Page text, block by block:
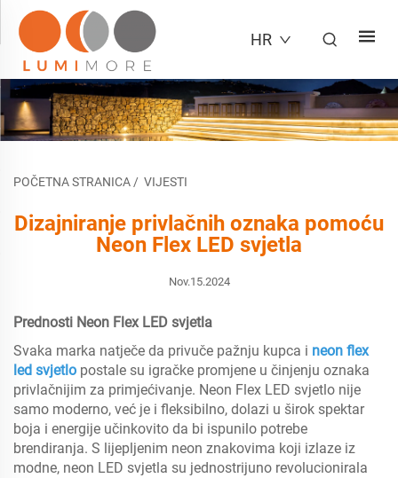
HR
POČETNA STRANICA / VIJESTI
Dizajniranje privlačnih oznaka pomoću
Neon Flex LED svjetla
Nov.15.2024
Prednosti Neon Flex LED svjetla
Svaka marka natječe da privuče pažnju kupca i neon flex
led svjetlo postale su igračke promjene u činjenju oznaka
privlačnijim za primjećivanje. Neon Flex LED svjetlo nije
samo moderno, već je i fleksibilno, dolazi u širok spektar
boja i energije učinkovito da bi ispunilo potrebe
brendiranja. S lijepljenim neon znakovima koji izlaze iz
modne, neon LED svjetla su jednostrijuno revolucionirala